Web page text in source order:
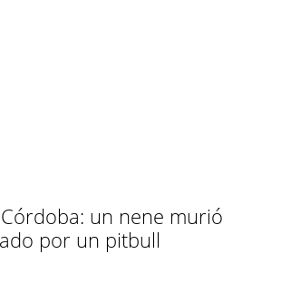
un nene murió
por un pitbull